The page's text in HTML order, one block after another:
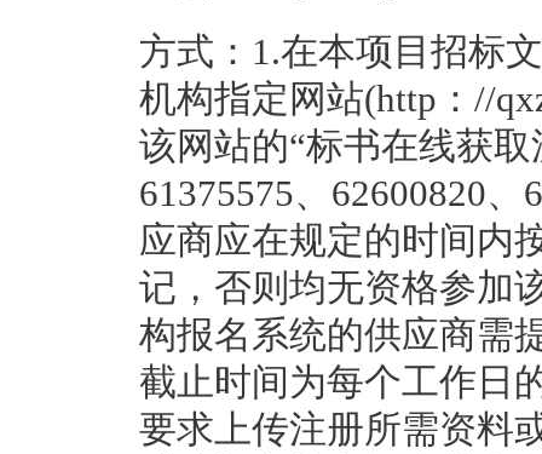
方式：1.在本项目招标
机构指定网站(http：//
该网站的“标书在线获
61375575、62600820
应商应在规定的时间内
记，否则均无资格参加
构报名系统的供应商需
截止时间为每个工作日
要求上传注册所需资料